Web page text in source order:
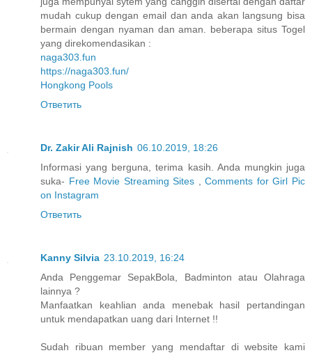
mudah cukup dengan email dan anda akan langsung bisa
bermain dengan nyaman dan aman. beberapa situs Togel
yang direkomendasikan :
naga303.fun
https://naga303.fun/
Hongkong Pools
Ответить
Dr. Zakir Ali Rajnish 06.10.2019, 18:26
Informasi yang berguna, terima kasih. Anda mungkin juga
suka- Free Movie Streaming Sites ,Comments for Girl Pic
on Instagram
Ответить
Kanny Silvia 23.10.2019, 16:24
Anda Penggemar SepakBola, Badminton atau Olahraga
lainnya ?
Manfaatkan keahlian anda menebak hasil pertandingan
untuk mendapatkan uang dari Internet !!
Sudah ribuan member yang mendaftar di website kami